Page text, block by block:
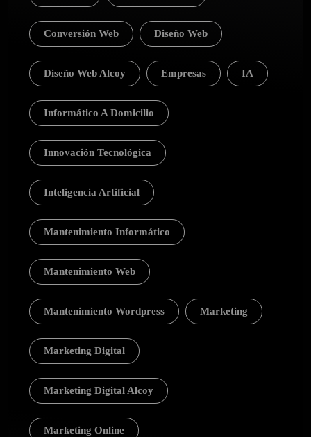
Conversión Web Diseño Web
Diseño Web Alcoy Empresas IA
Informático A Domicilio
Innovación Tecnológica
Inteligencia Artificial
Mantenimiento Informático
Mantenimiento Web
Mantenimiento Wordpress Marketing
Marketing Digital
Marketing Digital Alcoy
Marketing Online